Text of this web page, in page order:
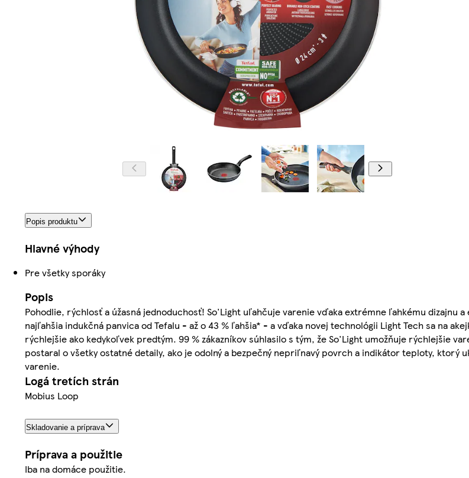
Popis produktu
Hlavné výhody
Pre všetky sporáky
Popis
Pohodlie, rýchlosť a úžasná jednoduchosť! So'Light uľahčuje varenie vďaka extrémne ľahkému dizajnu
najľahšia indukčná panvica od Tefalu - až o 43 % ľahšia* - a vďaka novej technológii Light Tech sa na
rýchlejšie ako kedykoľvek predtým. 99 % zákazníkov súhlasilo s tým, že So'Light umožňuje rýchlejšie
postaral o všetky ostatné detaily, ako je odolný a bezpečný nepriľnavý povrch a indikátor teploty, ktorý
varenie.
Logá tretích strán
Mobius Loop
Skladovanie a príprava
Príprava a použitie
Iba na domáce použitie.